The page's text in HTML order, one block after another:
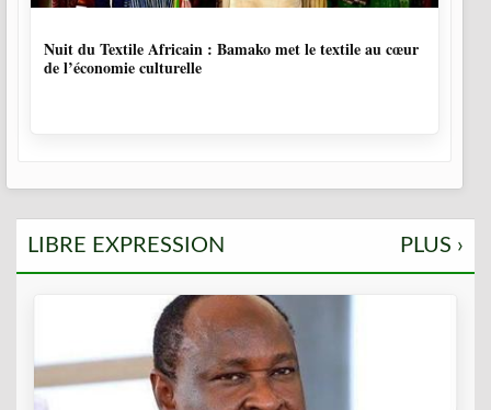
Nuit du Textile Africain : Bamako met le textile au cœur
de l’économie culturelle
LIBRE EXPRESSION PLUS ›